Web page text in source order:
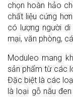
chọn hoàn hảo
chất liệu cứng
có lượng người di
mại, văn phòng,
Moduleo mang
sản phẩm từ các
Đặc biệt là các
là loại gỗ nâu